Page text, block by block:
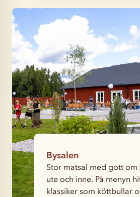
Bysalen
Stor matsal med gott
ute och inne. På menyn
klassiker som köttbullar